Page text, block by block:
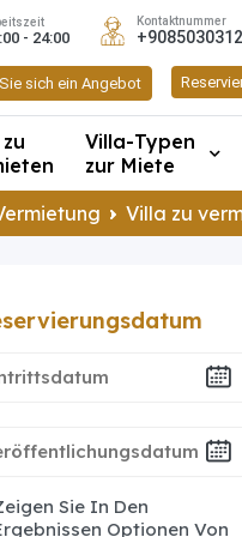
- 24:00
Kontaktnummer
sich ein Angebot
Villa-Typen
zur Miete
Villa zu
Sie In Den
Optionen Von